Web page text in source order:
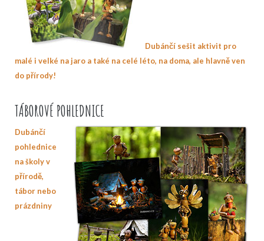
Dubánčí sešit aktivit pro
malé i velké na jaro a také na celé léto, na doma, ale hlavně ven
do přírody!
TÁBOROVÉ POHLEDNICE
Dubánčí
pohlednice
na školy v
přírodě,
tábor nebo
prázdniny